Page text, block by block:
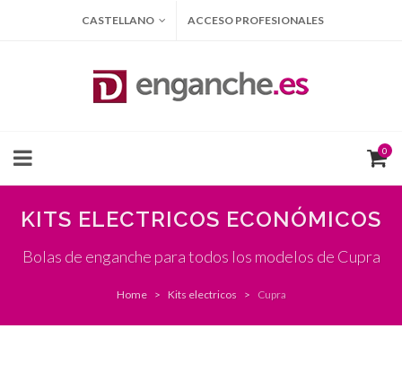
CASTELLANO ACCESO PROFESIONALES
0
KITS ELECTRICOS ECONÓMICOS
Bolas de enganche para todos los modelos de Cupra
Home Kits electricos Cupra